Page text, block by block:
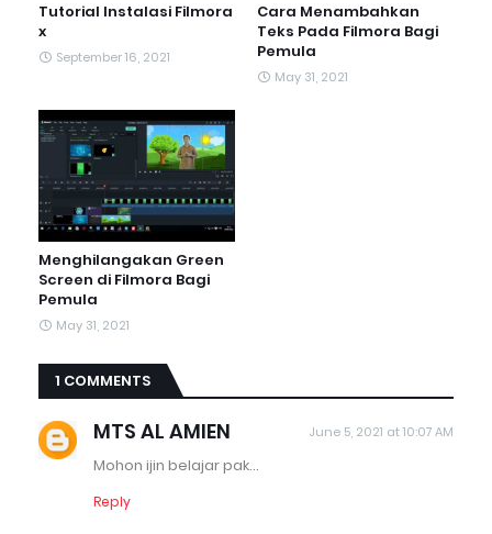
Tutorial Instalasi Filmora
x
September 16, 2021
Cara Menambahkan
Teks Pada Filmora Bagi
Pemula
May 31, 2021
Menghilangakan Green
Screen di Filmora Bagi
Pemula
May 31, 2021
1 COMMENTS
MTS AL AMIEN June 5, 2021 at 10:07 AM
Mohon ijin belajar pak...
Reply